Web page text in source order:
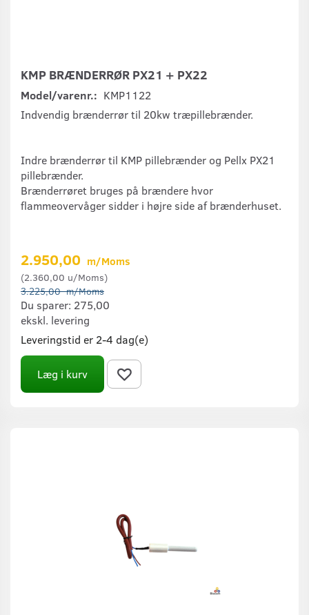
KMP BRÆNDERRØR PX21 + PX22
Model/varenr.: KMP1122
Indvendig brænderrør til 20kw træpillebrænder.
Indre brænderrør til KMP pillebrænder og Pellx PX21
pillebrænder.
Brænderrøret bruges på brændere hvor
flammeovervåger sidder i højre side af brænderhuset.
2.950,00 m/Moms
(2.360,00 u/Moms)
3.225,00m/Moms
Du sparer: 275,00
ekskl. levering
Leveringstid er 2-4 dag(e)
Læg i kurv